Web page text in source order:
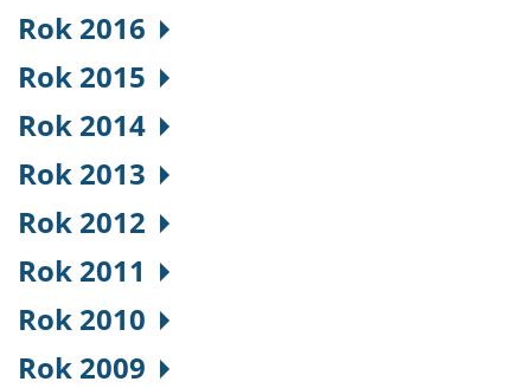
Rok 2016
Rok 2015
Rok 2014
Rok 2013
Rok 2012
Rok 2011
Rok 2010
Rok 2009